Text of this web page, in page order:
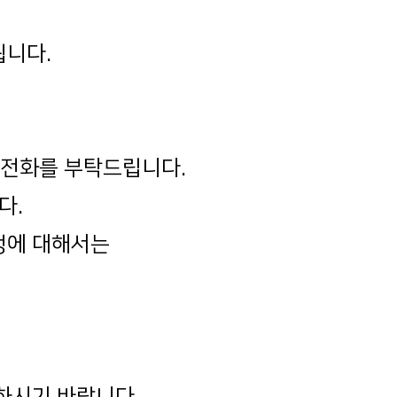
다.
화를 부탁드립니다.
.
대해서는